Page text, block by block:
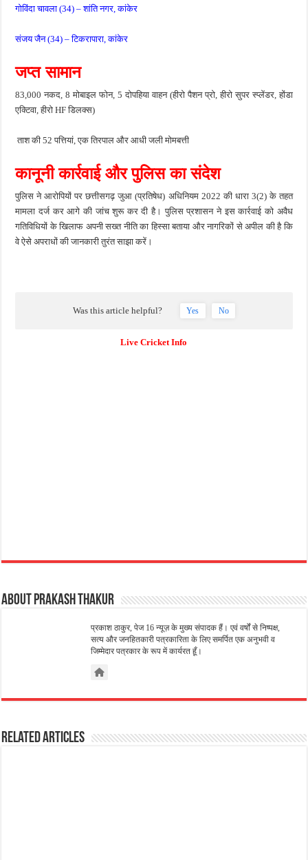
गोविंदा चावला (34) – शांति नगर, कांकेर
संजय जैन (34) – टिकरापारा, कांकेर
जप्त सामान
83,000 नकद, 8 मोबाइल फोन, 5 दोपहिया वाहन (हीरो पैशन प्रो, हीरो सुपर स्प्लेंडर, होंडा
एक्टिवा, हीरो HF डिलक्स)
ताश की 52 पत्तियां, एक तिरपाल और आधी जली मोमबत्ती
कानूनी कार्रवाई और पुलिस का संदेश
पुलिस ने आरोपियों पर छत्तीसगढ़ जुआ (प्रतिषेध) अधिनियम 2022 की धारा 3(2) के तहत
मामला दर्ज कर आगे की जांच शुरू कर दी है। पुलिस प्रशासन ने इस कार्रवाई को अवैध
गतिविधियों के खिलाफ अपनी सख्त नीति का हिस्सा बताया और नागरिकों से अपील की है कि
वे ऐसे अपराधों की जानकारी तुरंत साझा करें।
Was this article helpful? Yes No
Live Cricket Info
About Prakash Thakur
प्रकाश ठाकुर, पेज 16 न्यूज़ के मुख्य संपादक हैं। एवं वर्षों से निष्पक्ष,
सत्य और जनहितकारी पत्रकारिता के लिए समर्पित एक अनुभवी व
जिम्मेदार पत्रकार के रूप में कार्यरत हूँ।
Related Articles